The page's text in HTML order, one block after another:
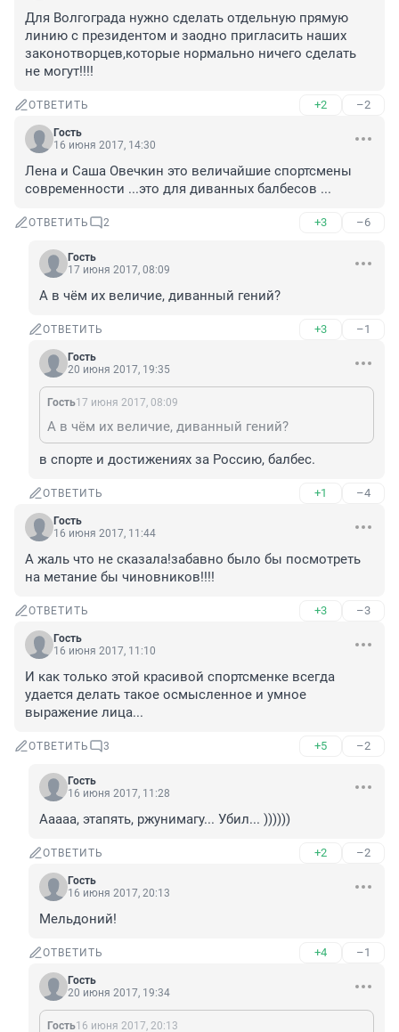
Для Волгограда нужно сделать отдельную прямую
линию с президентом и заодно пригласить наших
законотворцев,которые нормально ничего сделать
не могут!!!!
ОТВЕТИТЬ +2 –2
Гость
16 июня 2017, 14:30
Лена и Саша Овечкин это величайшие спортсмены
современности ...это для диванных балбесов ...
ОТВЕТИТЬ 2 +3 –6
Гость
17 июня 2017, 08:09
А в чём их величие, диванный гений?
ОТВЕТИТЬ +3 –1
Гость
20 июня 2017, 19:35
Гость17 июня 2017, 08:09
А в чём их величие, диванный гений?
в спорте и достижениях за Россию, балбес.
ОТВЕТИТЬ +1 –4
Гость
16 июня 2017, 11:44
А жаль что не сказала!забавно было бы посмотреть
на метание бы чиновников!!!!
ОТВЕТИТЬ +3 –3
Гость
16 июня 2017, 11:10
И как только этой красивой спортсменке всегда
удается делать такое осмысленное и умное
выражение лица...
ОТВЕТИТЬ 3 +5 –2
Гость
16 июня 2017, 11:28
Ааааа, этапять, ржунимагу... Убил... ))))))
ОТВЕТИТЬ +2 –2
Гость
16 июня 2017, 20:13
Мельдоний!
ОТВЕТИТЬ +4 –1
Гость
20 июня 2017, 19:34
Гость16 июня 2017, 20:13